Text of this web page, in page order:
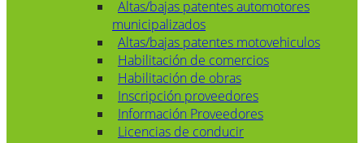
Altas/bajas patentes automotores
municipalizados
Altas/bajas patentes motovehiculos
Habilitación de comercios
Habilitación de obras
Inscripción proveedores
Información Proveedores
Licencias de conducir